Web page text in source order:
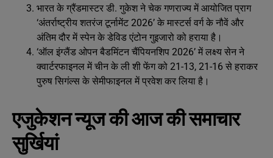
भारत के ग्रैंडमास्टर डी. गुकेश ने चेक गणराज्य में आयोजित प्राग
‘अंतर्राष्ट्रीय शतरंज टूर्नामेंट 2026’ के मास्टर्स वर्ग के नौवें और
अंतिम दौर में स्पेन के डेविड एंटोन गुइजारो को हराया है।
‘ऑल इंग्लैंड ओपन बैडमिंटन चैंपियनशिप 2026’ में लक्ष्य सेन ने
क्वार्टरफाइनल में चीन के ली शी फेंग को 21-13, 21-16 से हराकर
पुरुष सिगंल्स के सेमीफाइनल में प्रवेश कर लिया है।
एजुकेशन न्यूज की आज की समाचार
सुर्खियां